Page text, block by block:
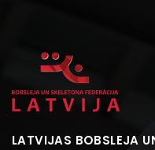
LATVIJAS BOBSLEJA